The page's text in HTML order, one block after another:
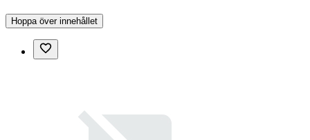
Hoppa över innehållet